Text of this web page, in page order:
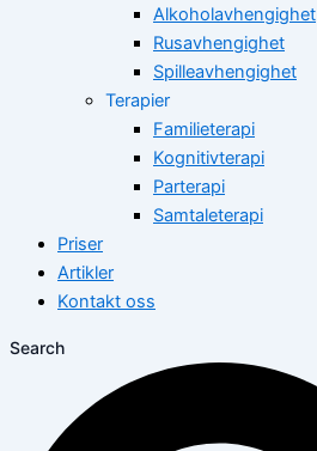
Alkoholavhengighet
Rusavhengighet
Spilleavhengighet
Terapier
Familieterapi
Kognitivterapi
Parterapi
Samtaleterapi
Priser
Artikler
Kontakt oss
Search